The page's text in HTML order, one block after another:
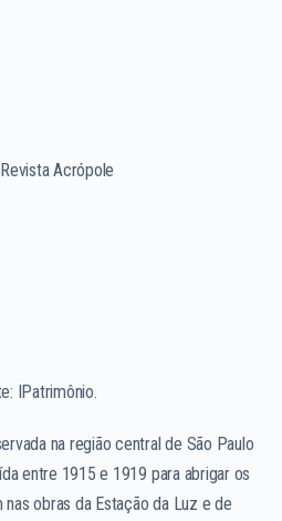
Acrópole
IPatrimônio.
na região central de São Paulo
entre 1915 e 1919 para abrigar os
obras da Estação da Luz e de